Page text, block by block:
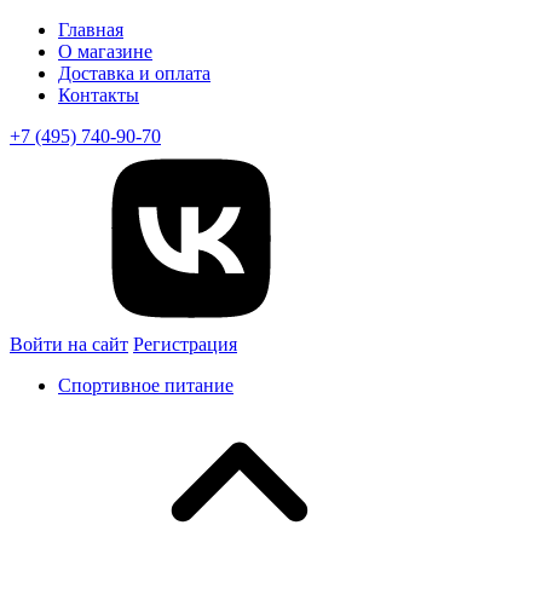
Главная
О магазине
Доставка и оплата
Контакты
+7 (495) 740-90-70
Войти на сайт Регистрация
Спортивное питание